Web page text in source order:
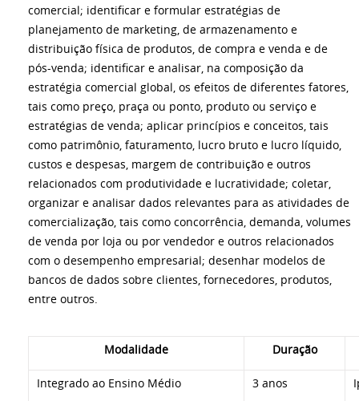
comercial; identificar e formular estratégias de
planejamento de marketing, de armazenamento e
distribuição física de produtos, de compra e venda e de
pós-venda; identificar e analisar, na composição da
estratégia comercial global, os efeitos de diferentes fatores,
tais como preço, praça ou ponto, produto ou serviço e
estratégias de venda; aplicar princípios e conceitos, tais
como patrimônio, faturamento, lucro bruto e lucro líquido,
custos e despesas, margem de contribuição e outros
relacionados com produtividade e lucratividade; coletar,
organizar e analisar dados relevantes para as atividades de
comercialização, tais como concorrência, demanda, volumes
de venda por loja ou por vendedor e outros relacionados
com o desempenho empresarial; desenhar modelos de
bancos de dados sobre clientes, fornecedores, produtos,
entre outros.
Modalidade Duração
Integrado ao Ensino Médio 3 anos